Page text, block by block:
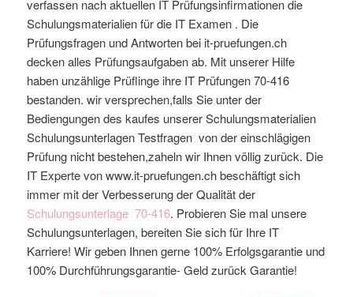
verfassen nach aktuellen IT Prüfungsinfirmationen die
Schulungsmaterialien für die IT Examen . Die
Prüfungsfragen und Antworten bei it-pruefungen.ch
decken alles Prüfungsaufgaben ab. Mit unserer Hilfe
haben unzählige Prüflinge ihre IT Prüfungen 70-416
bestanden. wir versprechen,falls Sie unter der
Bediengungen des kaufes unserer Schulungsmaterialien
Schulungsunterlagen Testfragen von der einschlägigen
Prüfung nicht bestehen,zaheln wir Ihnen völlig zurück. Die
IT Experte von www.it-pruefungen.ch beschäftigt sich
immer mit der Verbesserung der Qualität der
Schulungsunterlage 70-416. Probieren Sie mal unsere
Schulungsunterlagen, bereiten Sie sich für Ihre IT
Karriere! Wir geben Ihnen gerne 100% Erfolgsgarantie und
100% Durchführungsgarantie- Geld zurück Garantie!